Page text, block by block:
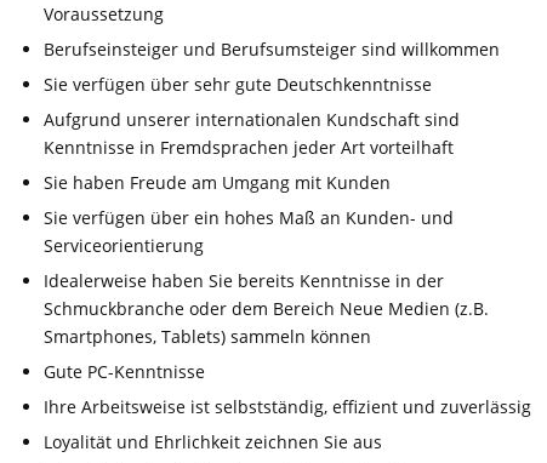
Voraussetzung
Berufseinsteiger und Berufsumsteiger sind willkommen
Sie verfügen über sehr gute Deutschkenntnisse
Aufgrund unserer internationalen Kundschaft sind
Kenntnisse in Fremdsprachen jeder Art vorteilhaft
Sie haben Freude am Umgang mit Kunden
Sie verfügen über ein hohes Maß an Kunden- und
Serviceorientierung
Idealerweise haben Sie bereits Kenntnisse in der
Schmuckbranche oder dem Bereich Neue Medien (z.B.
Smartphones, Tablets) sammeln können
Gute PC-Kenntnisse
Ihre Arbeitsweise ist selbstständig, effizient und zuverlässig
Loyalität und Ehrlichkeit zeichnen Sie aus